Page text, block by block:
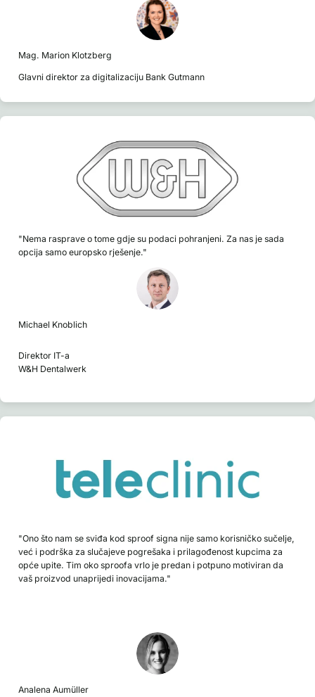
Mag. Marion Klotzberg
Glavni direktor za digitalizaciju Bank Gutmann
"Nema rasprave o tome gdje su podaci pohranjeni. Za nas je sada
opcija samo europsko rješenje."
Michael Knoblich
Direktor IT-a
W&H Dentalwerk
"Ono što nam se sviđa kod sproof signa nije samo korisničko sučelje,
već i podrška za slučajeve pogrešaka i prilagođenost kupcima za
opće upite. Tim oko sproofa vrlo je predan i potpuno motiviran da
vaš proizvod unaprijedi inovacijama."
Analena Aumüller